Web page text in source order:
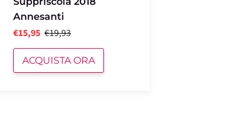
Annesanti
€15,95 €19,93
ACQUISTA ORA